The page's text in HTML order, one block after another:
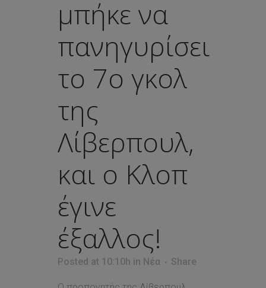
μπήκε να
πανηγυρίσει
το 7ο γκολ
της
Λίβερπουλ,
και ο Κλοπ
έγινε
έξαλλος!
Posted at 10:10h in Νέα Share